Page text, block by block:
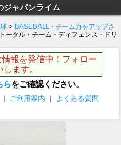
ジャパンライム
> BASEBALL・チーム力をアップさ
ータル・チーム・ディフェンス・ドリ
報を発信中！フォロー
ます。
らをご確認ください。
｜ ご利用案内 ｜ よくある質問